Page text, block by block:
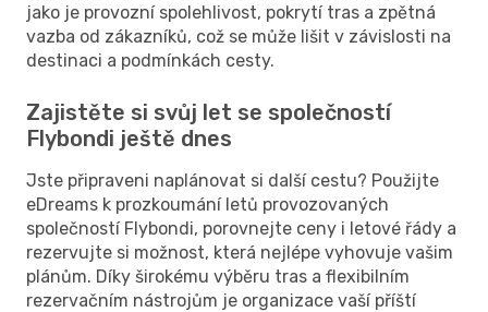
jako je provozní spolehlivost, pokrytí tras a zpětná
vazba od zákazníků, což se může lišit v závislosti na
destinaci a podmínkách cesty.
Zajistěte si svůj let se společností
Flybondi ještě dnes
Jste připraveni naplánovat si další cestu? Použijte
eDreams k prozkoumání letů provozovaných
společností Flybondi, porovnejte ceny i letové řády a
rezervujte si možnost, která nejlépe vyhovuje vašim
plánům. Díky širokému výběru tras a flexibilním
rezervačním nástrojům je organizace vaší příští